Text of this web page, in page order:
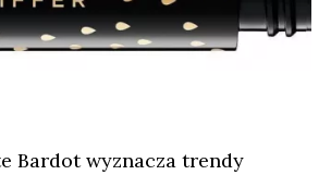
Bardot wyznacza trendy